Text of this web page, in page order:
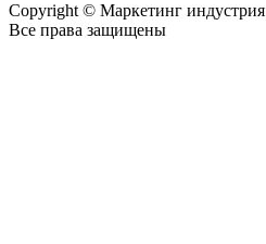
Copyright © Маркетинг индустрия
Все права защищены